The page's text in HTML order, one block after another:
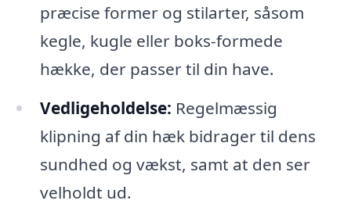
præcise former og stilarter, såsom
kegle, kugle eller boks-formede
hække, der passer til din have.
Vedligeholdelse: Regelmæssig
klipning af din hæk bidrager til dens
sundhed og vækst, samt at den ser
velholdt ud.